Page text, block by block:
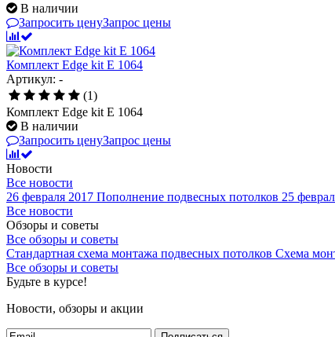
В наличии
Запросить ценуЗапрос цены
Комплект Edge kit E 1064
Артикул: -
(1)
Комплект Edge kit E 1064
В наличии
Запросить ценуЗапрос цены
Новости
Все новости
26 февраля 2017 Пополнение подвесных потолков 25
Все новости
Обзоры и советы
Все обзоры и советы
Стандартная схема монтажа подвесных потолков Схема
Все обзоры и советы
Будьте в курсе!
Новости, обзоры и акции